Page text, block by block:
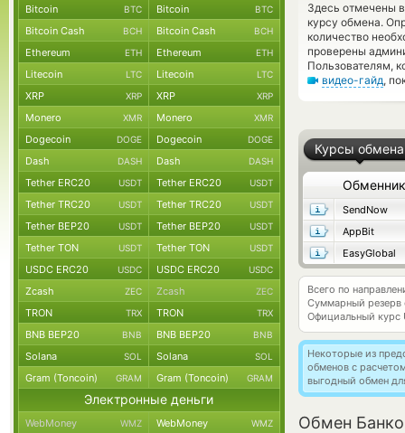
Здесь отмечены
курсу обмена.
количество
проверены
Пользователям,
видео-гайд,
Курсы обмена
Обменник
SendNow
AppBit
EasyGlobal
Всего по
Суммарный резерв
Официальный курс
Некоторые из
обменов с
выгодный обмен
Обмен
Bitcoin BTC Bitcoin BTC
Bitcoin Cash BCH Bitcoin Cash BCH
Ethereum ETH Ethereum ETH
Litecoin LTC Litecoin LTC
XRP XRP XRP XRP
Monero XMR Monero XMR
Dogecoin DOGE Dogecoin DOGE
Dash DASH Dash DASH
Tether ERC20 USDT Tether ERC20 USDT
Tether TRC20 USDT Tether TRC20 USDT
Tether BEP20 USDT Tether BEP20 USDT
Tether TON USDT Tether TON USDT
USDC ERC20 USDC USDC ERC20 USDC
Zcash ZEC Zcash ZEC
TRON TRX TRON TRX
BNB BEP20 BNB BNB BEP20 BNB
Solana SOL Solana SOL
Gram (Toncoin) GRAM Gram (Toncoin) GRAM
Электронные деньги
WebMoney WMZ WebMoney WMZ